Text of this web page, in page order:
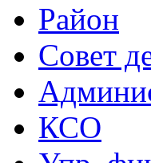
Район
Совет
КСО